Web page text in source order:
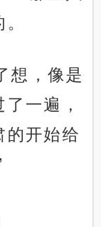
想，像是
一遍，
的开始给